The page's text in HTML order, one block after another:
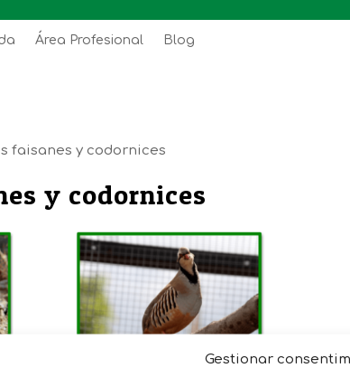
Gestionar
Área Profesional Blog
faisanes y codornices
y codornices